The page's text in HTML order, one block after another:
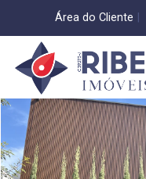
Área do Cliente